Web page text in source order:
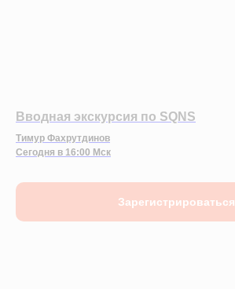
Вводная экскурсия по SQNS
Тимур Фахрутдинов
Сегодня в 16:00 Мск
Зарегистрироваться